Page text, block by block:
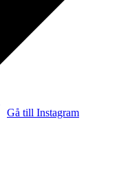
Gå till Instagram